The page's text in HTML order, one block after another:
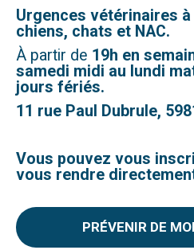
Urgences vétérinaires
chiens, chats et NAC.
À partir de 19h en
samedi midi au lundi
jours fériés.
11 rue Paul Dubrule,
Vous pouvez vous
vous rendre
PRÉVENIR DE